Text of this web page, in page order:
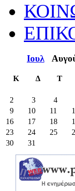
Ιουλ
Κ Δ Τ
2
3 4
9
10 11
16
17 18
23
24 25
30
31